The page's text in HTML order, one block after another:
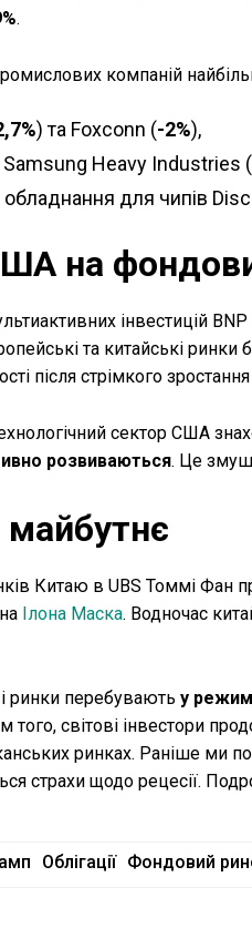
.
компаній
) та Foxconn (-2%),
Heavy Industries (
для чипів
на
інвестицій
та китайські
після стрімкого
сектор США
розвиваються. Це
Китаю в UBS Томмі Фан
Ілона Маска. Водночас
ринки перебувають у
того, світові інвестори
ринках. Раніше ми
страхи щодо рецесії.
Облігації Фондовий